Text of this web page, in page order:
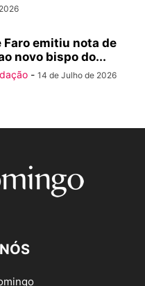
Faro emitiu nota de
novo bispo do...
- 14 de Julho de 2026